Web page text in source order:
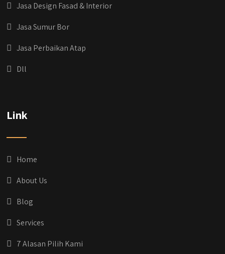
#jasarenovasirumahbekasi
Jasa Design Fasad & Interior
Jasa Sumur Bor
Jasa Perbaikan Atap
Dll
Link
Home
About Us
Blog
Services
7 Alasan Pilih Kami